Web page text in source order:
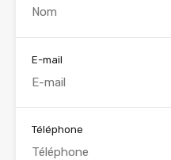
E-mail
Téléphone